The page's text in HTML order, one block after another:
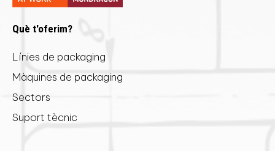
Què t'oferim?
Línies de packaging
Màquines de packaging
Sectors
Suport tècnic